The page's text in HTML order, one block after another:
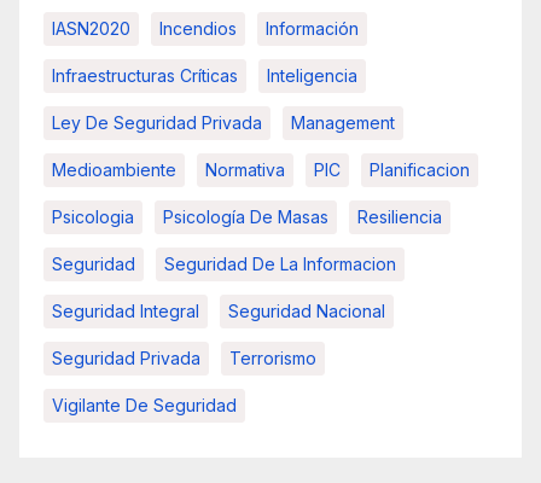
IASN2020 Incendios Información
Infraestructuras Críticas Inteligencia
Ley De Seguridad Privada Management
Medioambiente Normativa PIC Planificacion
Psicologia Psicología De Masas Resiliencia
Seguridad Seguridad De La Informacion
Seguridad Integral Seguridad Nacional
Seguridad Privada Terrorismo
Vigilante De Seguridad